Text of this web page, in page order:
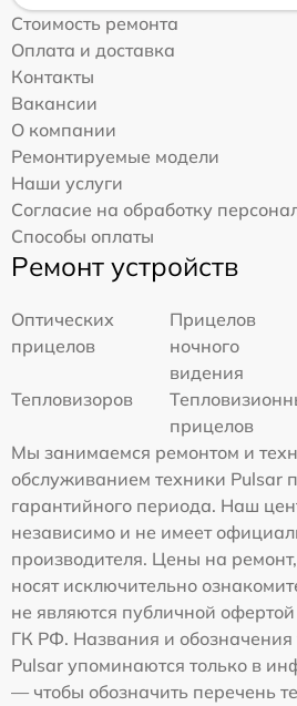
Стоимость ремонта
Оплата и доставка
Контакты
Вакансии
О компании
Ремонтируемые модели
Наши услуги
Согласие на обработку
Способы оплаты
Ремонт устройств
Оптических
прицелов
Прицелов
ночного
видения
Тепловизоров
прицелов
Мы занимаемся ремонтом и
обслуживанием техники Pulsar
гарантийного периода. Наш
независимо и не имеет
производителя. Цены на
носят исключительно
не являются публичной офертой
ГК РФ. Названия и обозначения
Pulsar упоминаются только в
— чтобы обозначить перечень